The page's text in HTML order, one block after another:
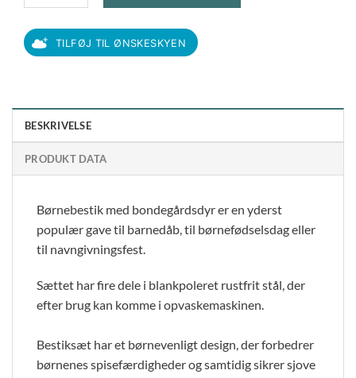
TILFØJ TIL ØNSKESKYEN
BESKRIVELSE
PRODUKT DATA
Børnebestik med bondegårdsdyr er en yderst
populær gave til barnedåb, til børnefødselsdag eller
til navngivningsfest.
Sættet har fire dele i blankpoleret rustfrit stål, der
efter brug kan komme i opvaskemaskinen.
Bestiksæt har et børnevenligt design,der forbedrer
børnenes spisefærdigheder og samtidig sikrer sjove